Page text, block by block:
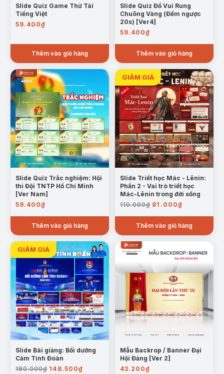
Slide Quiz Game Thử Tài
Tiếng Việt
59.400₫
Thêm vào giỏ hàng
Slide Quiz Đố Vui Rung
Chuông Vàng (Đếm ngược
20s) [Ver4]
59.400₫
Thêm vào giỏ hàng
Slide Quiz Trắc nghiệm: Hội
thi Đội TNTP Hồ Chí Minh
[Ver Nam]
59.400₫
Thêm vào giỏ hàng
Slide Triết học Mác - Lênin:
Phần 2 - Vai trò triết học
Mác-Lênin trong đời sống
110.000₫ Giá
là:
110.000₫.
81.000₫Giá
tại
là:
81.000₫.
Thêm vào giỏ hàng
Slide Bài giảng: Bồi dưỡng
Cảm Tình Đoàn
180.000₫ Giá
148.500₫Giá
Mẫu Backrop / Banner Đại
Hội Đảng [Ver 2]
43.200₫